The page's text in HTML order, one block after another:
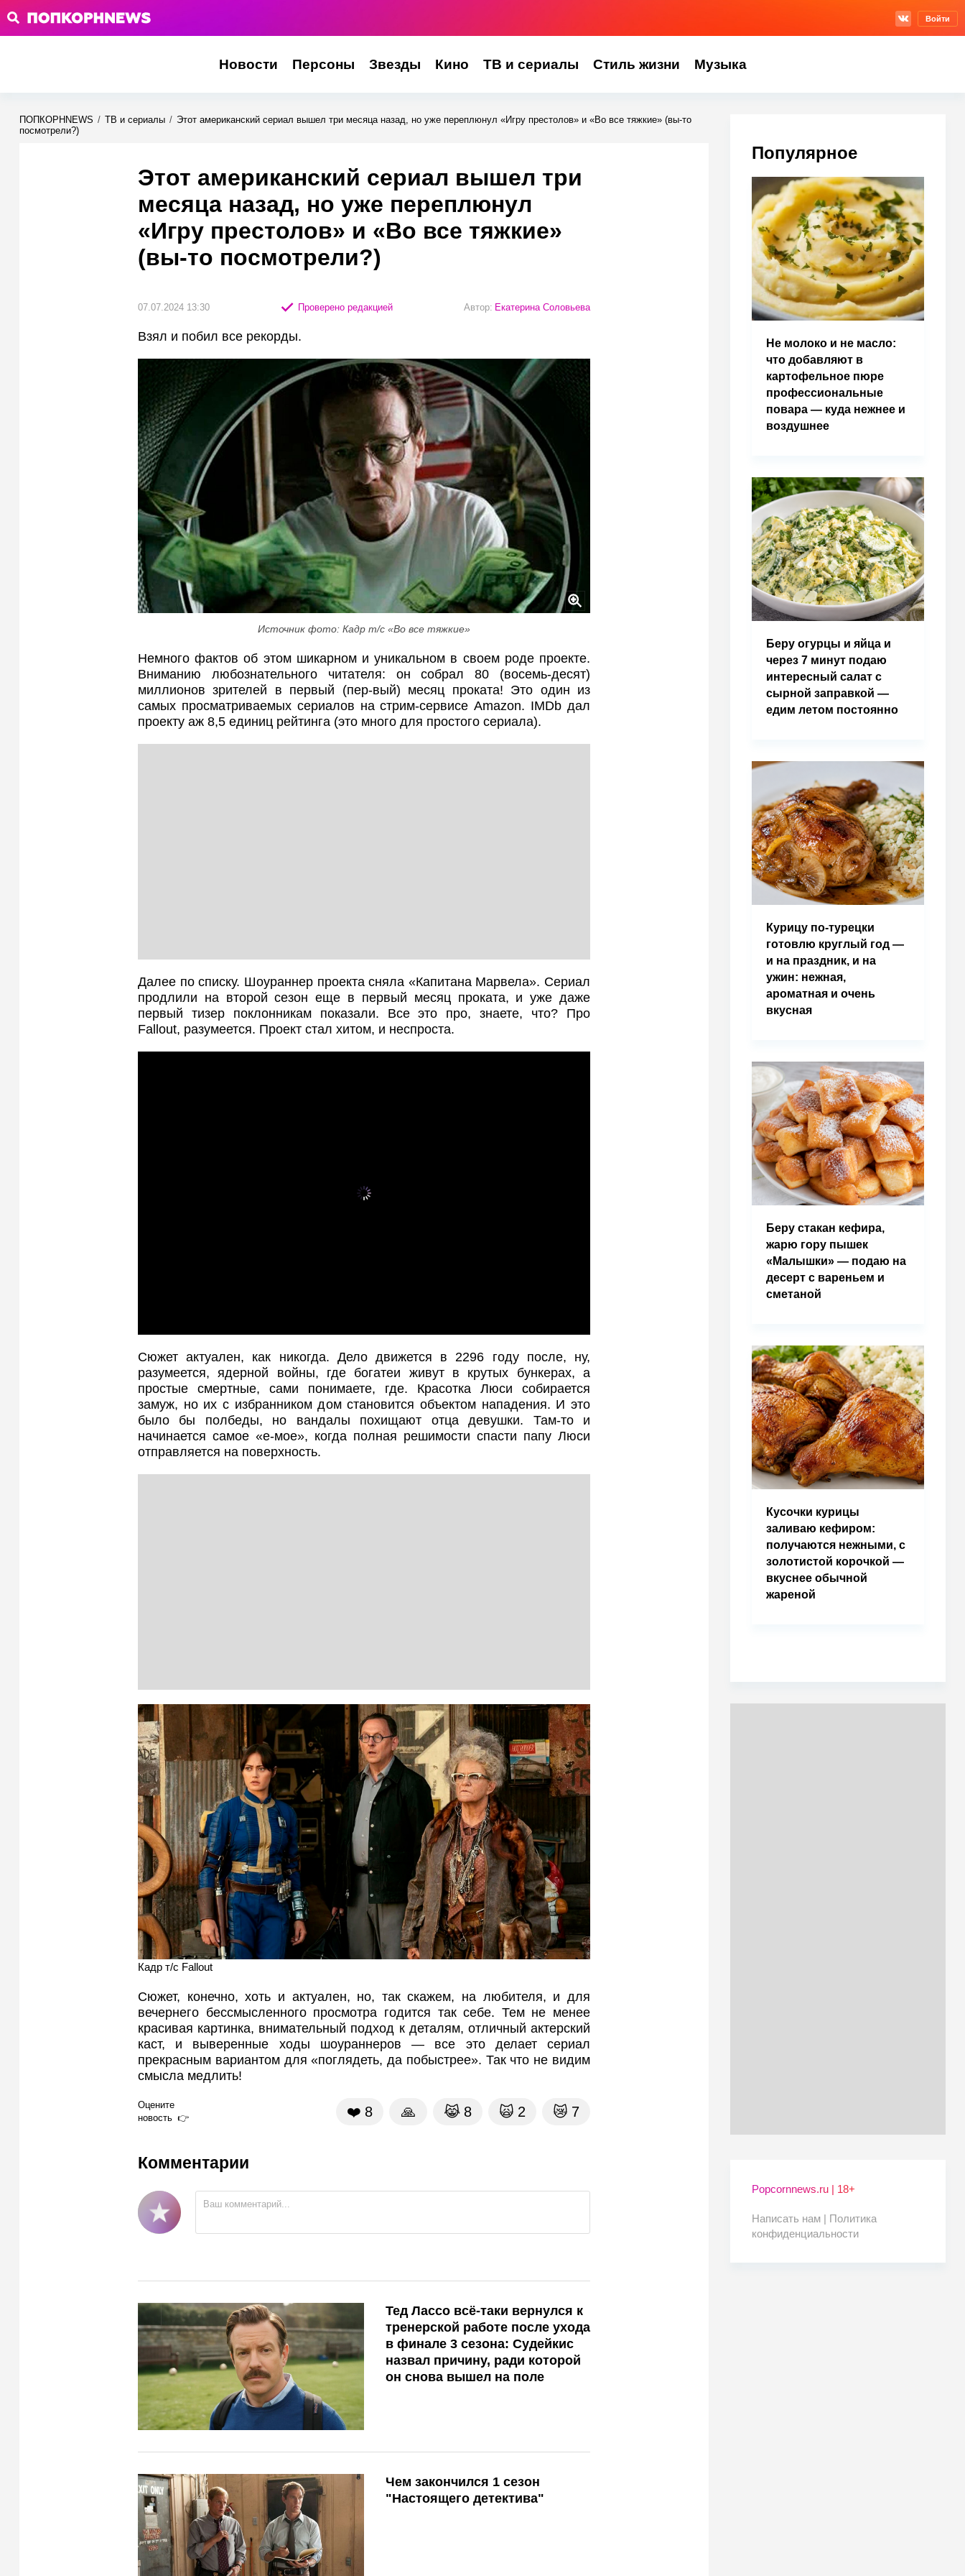
Войти
Новости Персоны Звезды Кино ТВ и сериалы Стиль жизни Музыка
ПОПКОРНNEWS / ТВ и сериалы / Этот американский сериал вышел три месяца назад, но уже переплюнул «Игру престолов» и «Во все тяжкие» (вы-то
посмотрели?)
Этот американский сериал вышел три
месяца назад, но уже переплюнул
«Игру престолов» и «Во все тяжкие»
(вы-то посмотрели?)
07.07.2024 13:30 Проверено редакцией Автор: Екатерина Соловьева
Взял и побил все рекорды.
Источник фото: Кадр т/с «Во все тяжкие»
Немного фактов об этом шикарном и уникальном в своем роде проекте.
Вниманию любознательного читателя: он собрал 80 (восемь-десят)
миллионов зрителей в первый (пер-вый) месяц проката! Это один из
самых просматриваемых сериалов на стрим-сервисе Amazon. IMDb дал
проекту аж 8,5 единиц рейтинга (это много для простого сериала).
Далее по списку. Шоураннер проекта сняла «Капитана Марвела». Сериал
продлили на второй сезон еще в первый месяц проката, и уже даже
первый тизер поклонникам показали. Все это про, знаете, что? Про
Fallout, разумеется. Проект стал хитом, и неспроста.
Сюжет актуален, как никогда. Дело движется в 2296 году после, ну,
разумеется, ядерной войны, где богатеи живут в крутых бункерах, а
простые смертные, сами понимаете, где. Красотка Люси собирается
замуж, но их с избранником дом становится объектом нападения. И это
было бы полбеды, но вандалы похищают отца девушки. Там-то и
начинается самое «е-мое», когда полная решимости спасти папу Люси
отправляется на поверхность.
Кадр т/с Fallout
Сюжет, конечно, хоть и актуален, но, так скажем, на любителя, и для
вечернего бессмысленного просмотра годится так себе. Тем не менее
красивая картинка, внимательный подход к деталям, отличный актерский
каст, и выверенные ходы шоураннеров — все это делает сериал
прекрасным вариантом для «поглядеть, да побыстрее». Так что не видим
смысла медлить!
Оцените
новость
❤️ 8 🙏 😹 8 🙀 2 😿 7
Комментарии
Тед Лассо всё-таки вернулся к
тренерской работе после ухода
в финале 3 сезона: Судейкис
назвал причину, ради которой
он снова вышел на поле
Чем закончился 1 сезон
"Настоящего детектива"
Популярное
Не молоко и не масло:
что добавляют в
картофельное пюре
профессиональные
повара — куда нежнее и
воздушнее
Беру огурцы и яйца и
через 7 минут подаю
интересный салат с
сырной заправкой —
едим летом постоянно
Курицу по-турецки
готовлю круглый год —
и на праздник, и на
ужин: нежная,
ароматная и очень
вкусная
Беру стакан кефира,
жарю гору пышек
«Малышки» — подаю на
десерт с вареньем и
сметаной
Кусочки курицы
заливаю кефиром:
получаются нежными, с
золотистой корочкой —
вкуснее обычной
жареной
Popcornnews.ru | 18+
Написать нам | Политика
конфиденциальности